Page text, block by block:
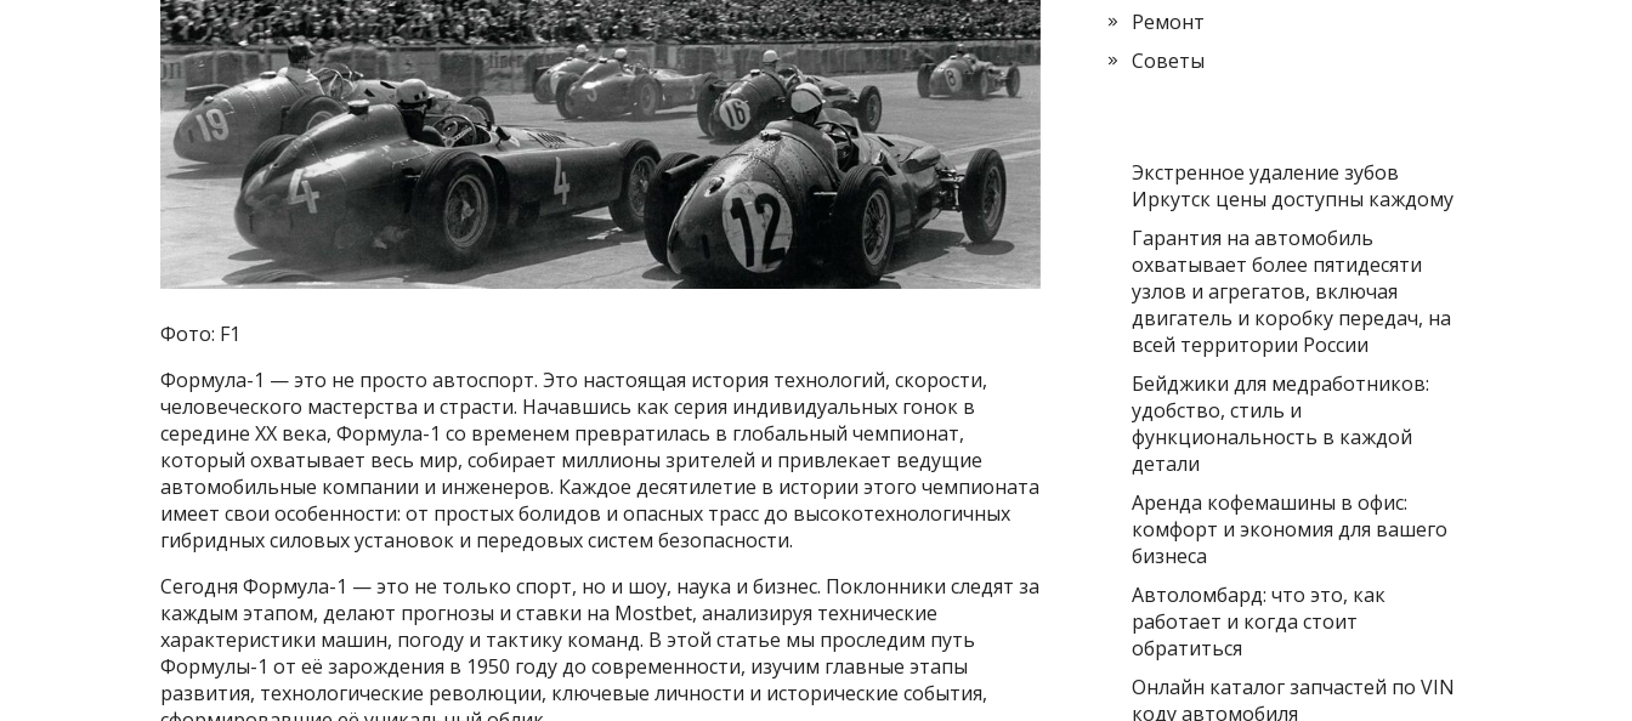
Фото: F1
Формула-1 — это не просто автоспорт. Это настоящая история технологий, скорости,
человеческого мастерства и страсти. Начавшись как серия индивидуальных гонок в
середине XX века, Формула-1 со временем превратилась в глобальный чемпионат,
который охватывает весь мир, собирает миллионы зрителей и привлекает ведущие
автомобильные компании и инженеров. Каждое десятилетие в истории этого чемпионата
имеет свои особенности: от простых болидов и опасных трасс до высокотехнологичных
гибридных силовых установок и передовых систем безопасности.
Сегодня Формула-1 — это не только спорт, но и шоу, наука и бизнес. Поклонники следят за
каждым этапом, делают прогнозы и ставки на Mostbet, анализируя технические
характеристики машин, погоду и тактику команд. В этой статье мы проследим путь
Формулы-1 от её зарождения в 1950 году до современности, изучим главные этапы
развития, технологические революции, ключевые личности и исторические события,
Ремонт
Советы
Экстренное удаление зубов
Иркутск цены доступны каждому
Гарантия на автомобиль
охватывает более пятидесяти
узлов и агрегатов, включая
двигатель и коробку передач, на
всей территории России
Бейджики для медработников:
удобство, стиль и
функциональность в каждой
детали
Аренда кофемашины в офис:
комфорт и экономия для вашего
бизнеса
Автоломбард: что это, как
работает и когда стоит
обратиться
Онлайн каталог запчастей по VIN
коду автомобиля